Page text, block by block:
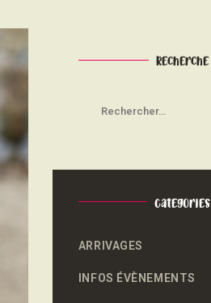
Recherche
Categories
ARRIVAGES
INFOS ÉVÈNEMENTS